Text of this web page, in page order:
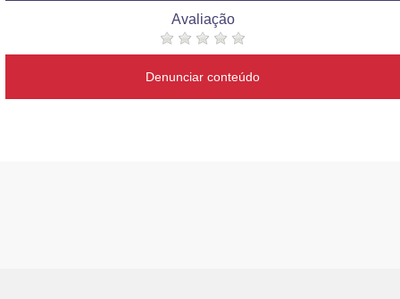
Avaliação
Denunciar conteúdo